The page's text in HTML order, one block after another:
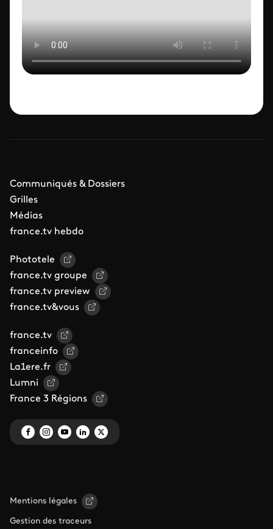
Communiqués & Dossiers
Grilles
Médias
france.tv hebdo
Phototele
france.tv groupe
france.tv preview
france.tv&vous
france.tv
franceinfo
La1ere.fr
Lumni
France 3 Régions
Mentions légales
Gestion des traceurs